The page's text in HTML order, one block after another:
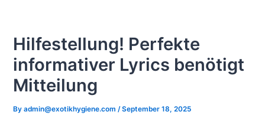
Hilfestellung! Perfekte
informativer Lyrics benötigt
Mitteilung
Byadmin@exotikhygiene.com/September 18, 2025